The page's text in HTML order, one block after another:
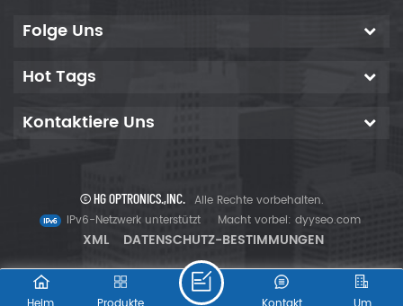
Folge Uns
Hot Tags
Kontaktiere Uns
© HG OPTRONICS.,INC. Alle Rechte vorbehalten.
IPv6-Netzwerk unterstützt
Macht vorbei: dyyseo.com
XML DATENSCHUTZ-BESTIMMUNGEN